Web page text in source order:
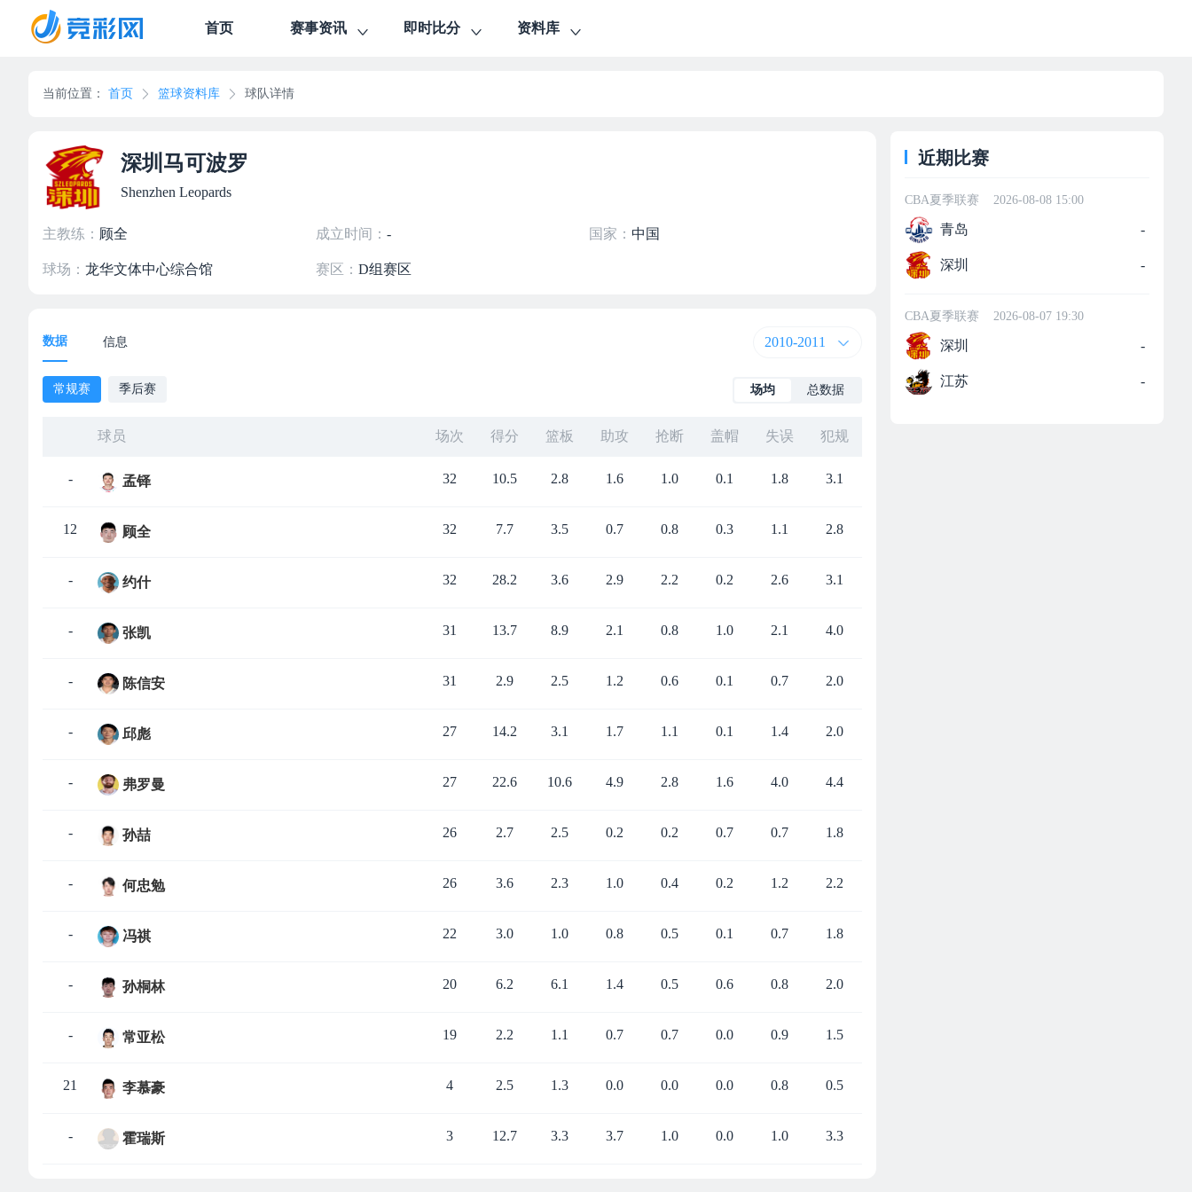
首页 赛事资讯 即时比分 资料库
当前位置： 首页 篮球资料库 球队详情
深圳马可波罗
Shenzhen Leopards
主教练： 顾全 成立时间： - 国家： 中国
球场： 龙华文体中心综合馆 赛区： D组赛区
数据 信息 2010-2011
常规赛 季后赛 场均 总数据
球员 场次 得分 篮板 助攻 抢断 盖帽 失误 犯规
- 孟铎 32 10.5 2.8 1.6 1.0 0.1 1.8 3.1
12 顾全 32 7.7 3.5 0.7 0.8 0.3 1.1 2.8
- 约什 32 28.2 3.6 2.9 2.2 0.2 2.6 3.1
- 张凯 31 13.7 8.9 2.1 0.8 1.0 2.1 4.0
- 陈信安 31 2.9 2.5 1.2 0.6 0.1 0.7 2.0
- 邱彪 27 14.2 3.1 1.7 1.1 0.1 1.4 2.0
- 弗罗曼 27 22.6 10.6 4.9 2.8 1.6 4.0 4.4
- 孙喆 26 2.7 2.5 0.2 0.2 0.7 0.7 1.8
- 何忠勉 26 3.6 2.3 1.0 0.4 0.2 1.2 2.2
- 冯祺 22 3.0 1.0 0.8 0.5 0.1 0.7 1.8
- 孙桐林 20 6.2 6.1 1.4 0.5 0.6 0.8 2.0
- 常亚松 19 2.2 1.1 0.7 0.7 0.0 0.9 1.5
21 李慕豪 4 2.5 1.3 0.0 0.0 0.0 0.8 0.5
- 霍瑞斯 3 12.7 3.3 3.7 1.0 0.0 1.0 3.3
近期比赛
CBA夏季联赛 2026-08-08 15:00
青岛 -
深圳 -
CBA夏季联赛 2026-08-07 19:30
深圳 -
江苏 -